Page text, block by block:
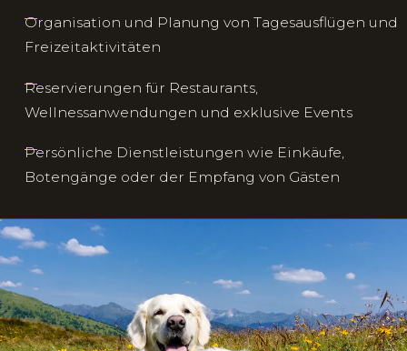
Organisation und Planung von Tagesausflügen und
Freizeitaktivitäten
Reservierungen für Restaurants,
Wellnessanwendungen und exklusive Events
Persönliche Dienstleistungen wie Einkäufe,
Botengänge oder der Empfang von Gästen